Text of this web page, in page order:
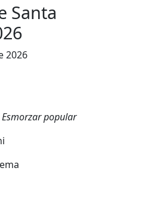
Santa
2026
popular